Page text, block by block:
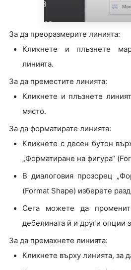
За да преоразмерите линията:
Кликнете и плъзнете
линията.
За да преместите линията:
Кликнете и плъзнете
място.
За да форматирате линията:
Кликнете с десен бутон
„Форматиране на фигура“
В диалоговия прозорец
(Format Shape) изберете
Сега можете да
дебелината й и други опции
За да премахнете линията:
Кликнете върху линията, за